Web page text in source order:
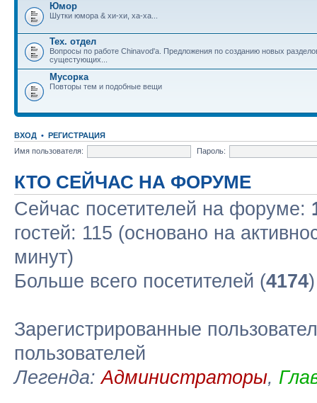
Юмор
Шутки юмора & хи-хи, ха-ха...
Тех. отдел
Вопросы по работе Chinavod'а. Предложения по созданию новых
сущестующих...
Мусорка
Повторы тем и подобные вещи
ВХОД • РЕГИСТРАЦИЯ
Имя пользователя:
Пароль:
КТО СЕЙЧАС НА ФОРУМЕ
Сейчас посетителей на форуме:
гостей: 115 (основано на
минут)
Больше всего посетителей (4174
Зарегистрированные
пользователей
Легенда:Администраторы,